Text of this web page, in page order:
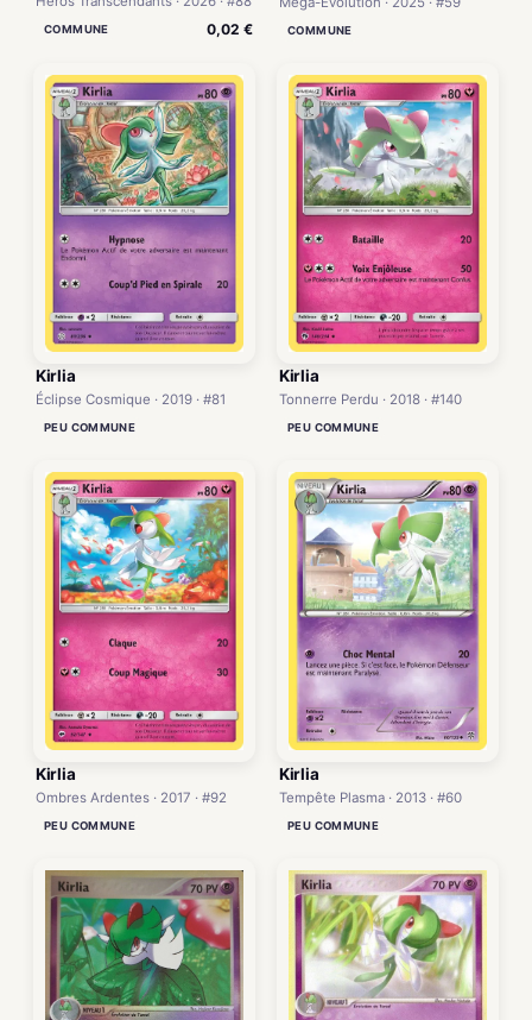
COMMUNE 0,02 € COMMUNE
Kirlia
Éclipse Cosmique · 2019 · #81
PEU COMMUNE
Kirlia
Tonnerre Perdu · 2018 · #140
PEU COMMUNE
Kirlia
Ombres Ardentes · 2017 · #92
PEU COMMUNE
Kirlia
Tempête Plasma · 2013 · #60
PEU COMMUNE